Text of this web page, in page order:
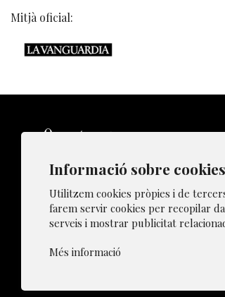
Mitjà oficial:
Informació sobre cookies
Utilitzem cookies pròpies i de
farem servir cookies per recopilar
serveis i mostrar publicitat
Més informació